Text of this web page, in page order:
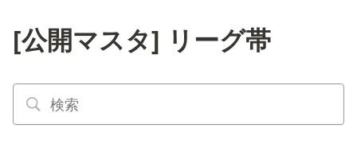
[公開マスタ] リーグ帯